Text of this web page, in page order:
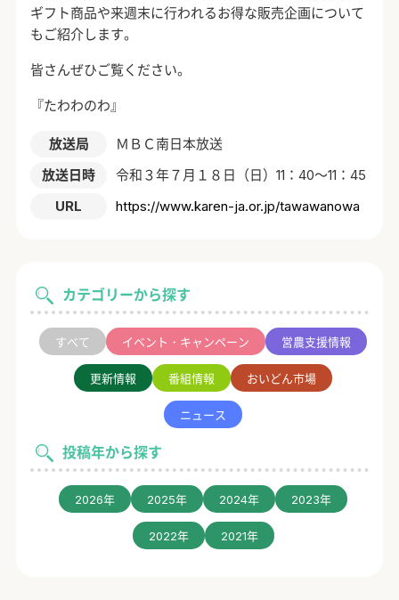
カテゴリーから探す
すべて イベント・キャンペーン 営農支援情報
更新情報 番組情報 おいどん市場
ニュース
投稿年から探す
2026年 2025年 2024年 2023年
2022年 2021年
ギフト商品や来週末に行われるお得な販売企画について
もご紹介します。
皆さんぜひご覧ください。
『たわわのわ』
放送局
ＭＢＣ南日本放送
放送日時
令和３年７月１８日（日）11：40～11：45
URL
https://www.karen-ja.or.jp/tawawanowa